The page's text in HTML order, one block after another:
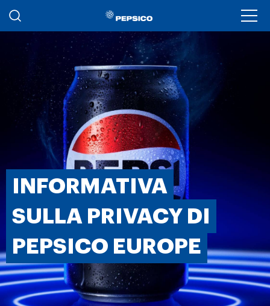
Salta al contenuto principale
INFORMATIVA
SULLA PRIVACY DI
PEPSICO EUROPE